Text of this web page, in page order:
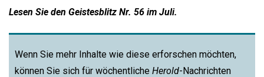
Lesen Sie den Geistesblitz Nr. 56 im Juli.
Wenn Sie mehr Inhalte wie diese erforschen möchten,
können Sie sich für wöchentliche Herold-Nachrichten